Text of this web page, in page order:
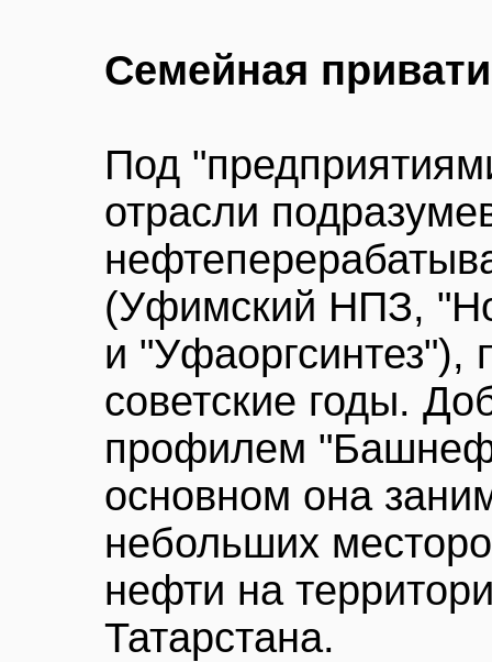
Семейная
Под
отрасли
(Уфимский НПЗ,
и "Уфаоргсинтез"),
советские годы.
профилем
основном она
небольших
нефти на
Татарстана.